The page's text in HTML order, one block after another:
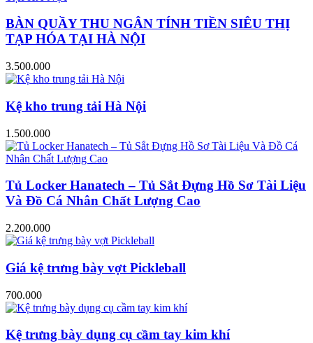
BÀN QUẦY THU NGÂN TÍNH TIỀN SIÊU THỊ
TẠP HÓA TẠI HÀ NỘI
3.500.000
Kệ kho trung tải Hà Nội
1.500.000
Tủ Locker Hanatech – Tủ Sắt Đựng Hồ Sơ Tài Liệu
Và Đồ Cá Nhân Chất Lượng Cao
2.200.000
Giá kệ trưng bày vợt Pickleball
700.000
Kệ trưng bày dụng cụ cầm tay kim khí